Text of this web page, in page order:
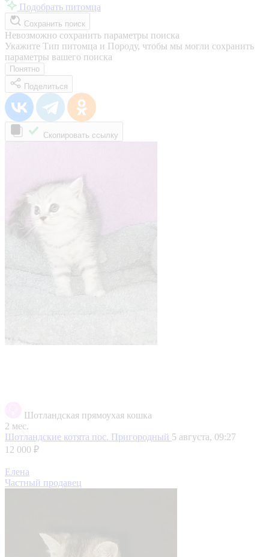
Подобрать питомца
Сохранить поиск
Невозможно сохранить параметры поиска
Укажите Тип питомца и Породу, чтобы мы могли сохранить
параметры вашего поиска
Понятно
Поделиться
Скопировать ссылку
Шотландская прямоухая кошка
2 мес.
Шотландские котята пос. Пригородный 5 августа, 09:27
12 000 ₽
Елена
Частный продавец